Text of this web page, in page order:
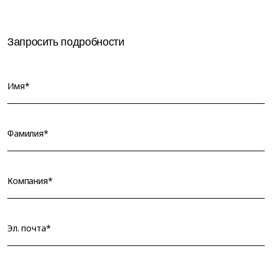
Запросить подробности
Имя*
Фамилия*
Компания*
Эл. почта*